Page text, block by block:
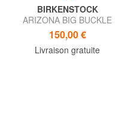
BIRKENSTOCK
ARIZONA BIG BUCKLE
pantoufle sandale
150,00 €
Livraison gratuite